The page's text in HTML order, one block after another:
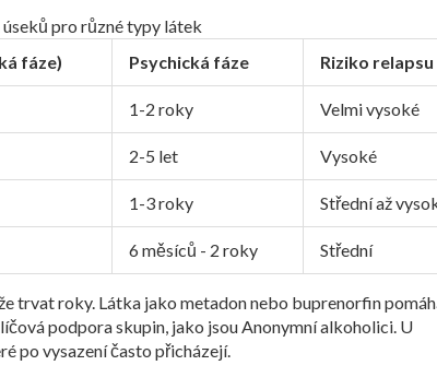
úseků pro různé typy látek
fáze) Psychická fáze Riziko relapsu
1-2 roky Velmi vysoké
2-5 let Vysoké
1-3 roky Střední až
6 měsíců - 2 roky Střední
trvat roky. Látka jako metadon nebo buprenorfin
podpora skupin, jako jsou Anonymní alkoholici. U
po vysazení často přicházejí.